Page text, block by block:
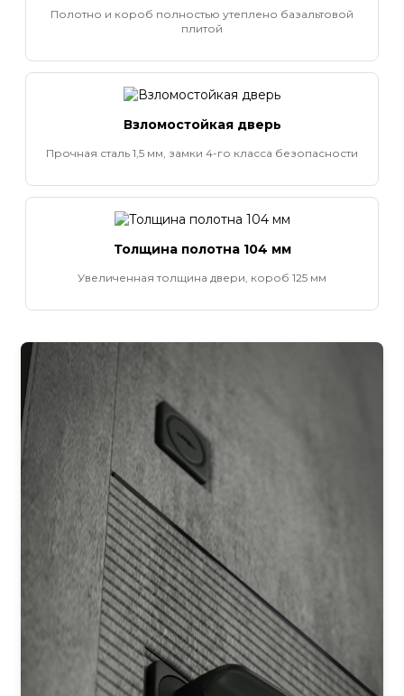
Полотно и короб полностью утеплено базальтовой
плитой
Взломостойкая дверь
Прочная сталь 1,5 мм, замки 4-го класса безопасности
Толщина полотна 104 мм
Увеличенная толщина двери, короб 125 мм